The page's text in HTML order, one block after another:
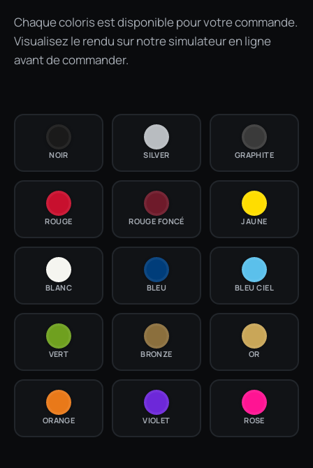
Chaque coloris est disponible pour votre commande.
Visualisez le rendu sur notre simulateur en ligne
avant de commander.
NOIR SILVER GRAPHITE
ROUGE ROUGE FONCÉ JAUNE
BLANC BLEU BLEU CIEL
VERT BRONZE OR
ORANGE VIOLET ROSE